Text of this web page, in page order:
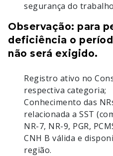
segurança do
Observação: para
deficiência o
não será exigido.
Registro ativo no
respectiva categoria;
Conhecimento das
relacionada a SST
NR-7, NR-9, PGR,
CNH B válida e
região.